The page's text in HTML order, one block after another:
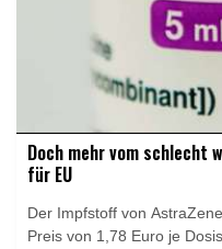
Doch mehr vom schlecht
für EU
Der Impfstoff von
Preis von 1,78 Euro je